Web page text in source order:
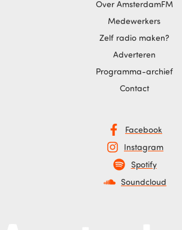
Over AmsterdamFM
Medewerkers
Zelf radio maken?
Adverteren
Programma-archief
Contact
Facebook
Instagram
Spotify
Soundcloud